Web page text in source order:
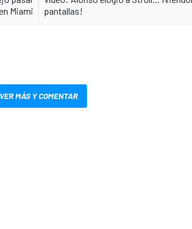
Miami
pantallas!
VER MÁS Y COMENTAR